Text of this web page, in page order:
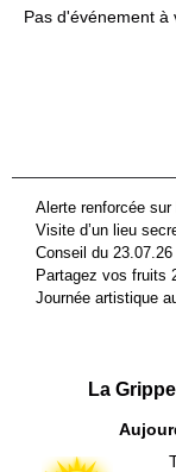
Pas d'événement à
Alerte renforcée sur
Visite d’un lieu
Conseil du 23.07.26
Partagez vos fruits
Journée artistique
La